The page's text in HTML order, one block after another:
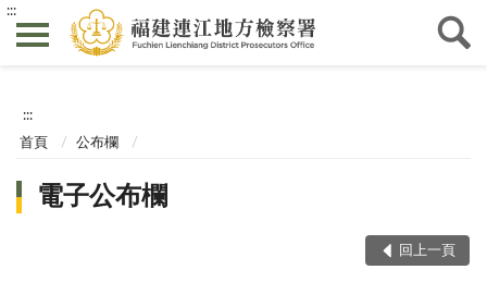
:::
:::
首頁 公布欄
電子公布欄
回上一頁